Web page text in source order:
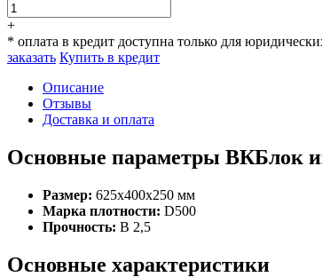
+
* оплата в кредит доступна только для
заказать Купить в кредит
Описание
Отзывы
Доставка и оплата
Основные параметры ВКБлок
Размер: 625x400x250 мм
Марка плотности: D500
Прочность: B 2,5
Основные характеристики